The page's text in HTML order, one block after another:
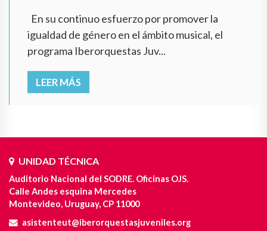
En su continuo esfuerzo por promover la
igualdad de género en el ámbito musical, el
programa Iberorquestas Juv...
LEER MÁS
UNIDAD TÉCNICA
Auditorio Nacional del SODRE. Oficinas OJS.
Calle Andes esquina Mercedes
Montevideo, Uruguay, CP 11000
asistenteut@iberorquestasjuveniles.org